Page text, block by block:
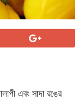
এবং সাদা রঙের